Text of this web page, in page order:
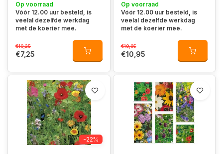
Op voorraad
Vóór 12.00 uur besteld, is
veelal dezelfde werkdag
met de koerier mee.
€10,25
€7,25
Op voorraad
Vóór 12.00 uur besteld, is
veelal dezelfde werkdag
met de koerier mee.
€19,95
€10,95
-22%